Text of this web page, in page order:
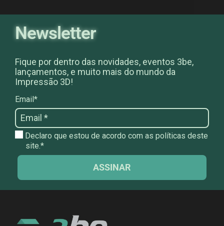
Newsletter
Fique por dentro das novidades, eventos 3be,
lançamentos, e muito mais do mundo da
Impressão 3D!
Email*
Declaro que estou de acordo com as políticas deste
site.*
ASSINAR